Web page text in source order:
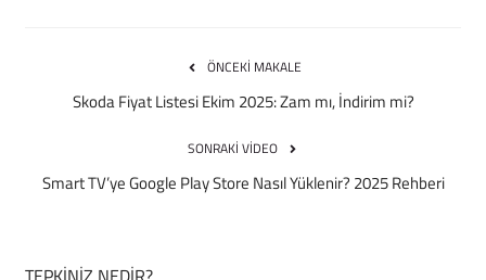
ÖNCEKI MAKALE
Skoda Fiyat Listesi Ekim 2025: Zam mı, İndirim mi?
SONRAKI VIDEO
Smart TV’ye Google Play Store Nasıl Yüklenir? 2025 Rehberi